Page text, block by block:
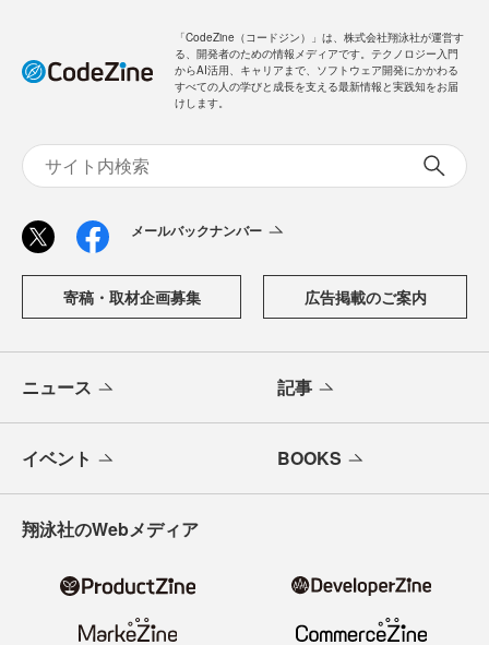
「CodeZine（コードジン）」は、株式会社翔泳社が運営す
る、開発者のための情報メディアです。テクノロジー入門
からAI活用、キャリアまで、ソフトウェア開発にかかわる
すべての人の学びと成長を支える最新情報と実践知をお届
けします。
メールバックナンバー
寄稿・取材企画募集 広告掲載のご案内
ニュース 記事
イベント BOOKS
翔泳社のWebメディア